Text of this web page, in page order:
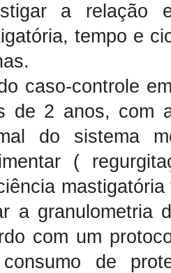
a relação
tempo e
caso-controle
de 2 anos, com
do sistema
(
a granulometria
com um
de